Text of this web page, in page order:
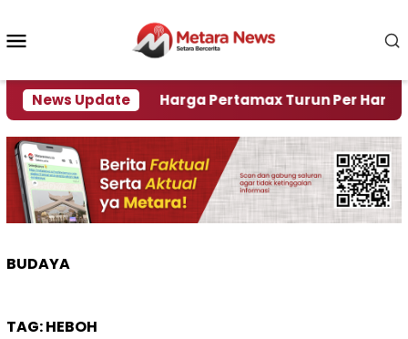
konten
News Update
Krisi Air Harga Pertamax Turun Per Hari Ini,
BUDAYA
TAG:HEBOH